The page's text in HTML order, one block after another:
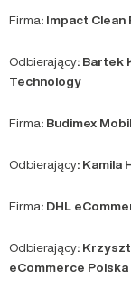
Firma: Impact
Odbierający: Bartek
Technology
Firma: Budimex
Odbierający: Kamila
Firma: DHL
Odbierający:
eCommerce Polska